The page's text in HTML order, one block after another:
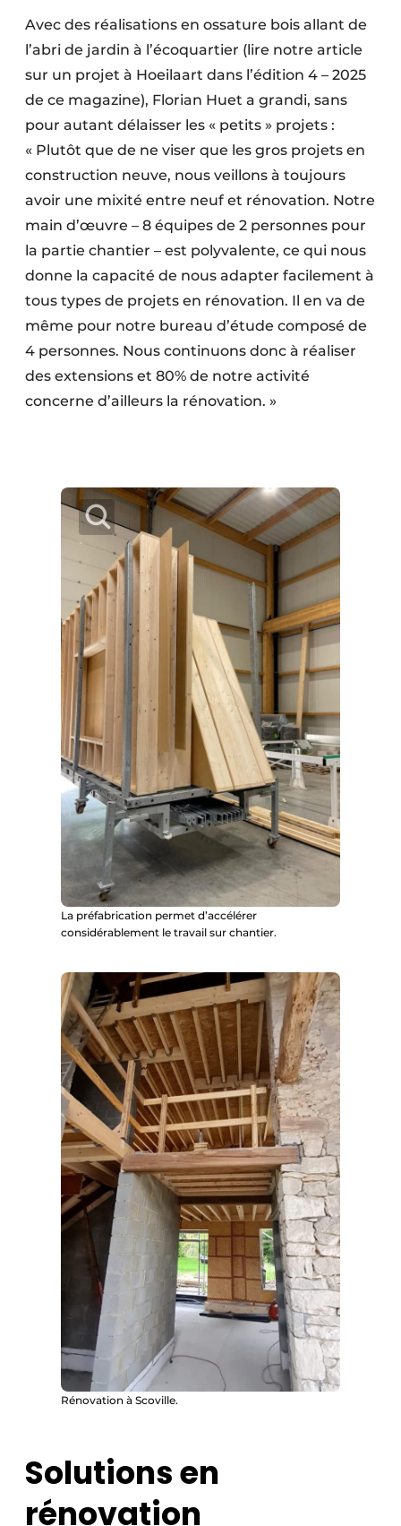
Avec des réalisations en ossature bois allant de
l’abri de jardin à l’écoquartier (lire notre article
sur un projet à Hoeilaart dans l’édition 4 – 2025
de ce magazine), Florian Huet a grandi, sans
pour autant délaisser les « petits » projets :
« Plutôt que de ne viser que les gros projets en
construction neuve, nous veillons à toujours
avoir une mixité entre neuf et rénovation. Notre
main d’œuvre – 8 équipes de 2 personnes pour
la partie chantier – est polyvalente, ce qui nous
donne la capacité de nous adapter facilement à
tous types de projets en rénovation. Il en va de
même pour notre bureau d’étude composé de
4 personnes. Nous continuons donc à réaliser
des extensions et 80% de notre activité
concerne d’ailleurs la rénovation. »
La préfabrication permet d’accélérer
considérablement le travail sur chantier.
Rénovation à Scoville.
Solutions en
rénovation